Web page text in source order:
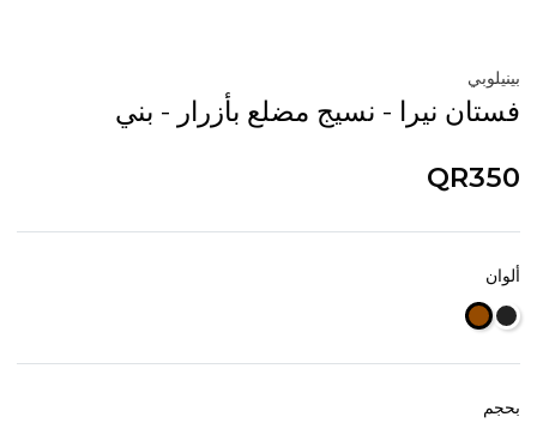
بينيلوبي
فستان نيرا - نسيج مضلع بأزرار - بني
QR350
ألوان
بحجم